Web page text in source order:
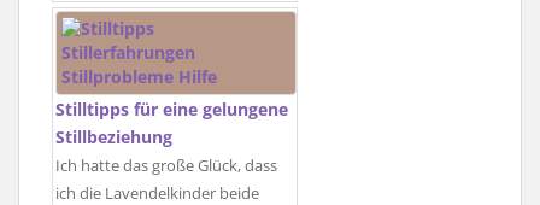
Stilltipps für eine gelungene
Stillbeziehung
Ich hatte das große Glück, dass
ich die Lavendelkinder beide